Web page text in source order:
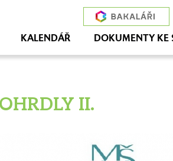
KALENDÁŘ DOKUMENTY KE
II.